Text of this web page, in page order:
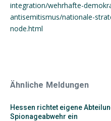
integration/wehrhafte-
antisemitismus/nationale-
node.html
Ähnliche Meldungen
Hessen richtet eigene
Spionageabwehr ein